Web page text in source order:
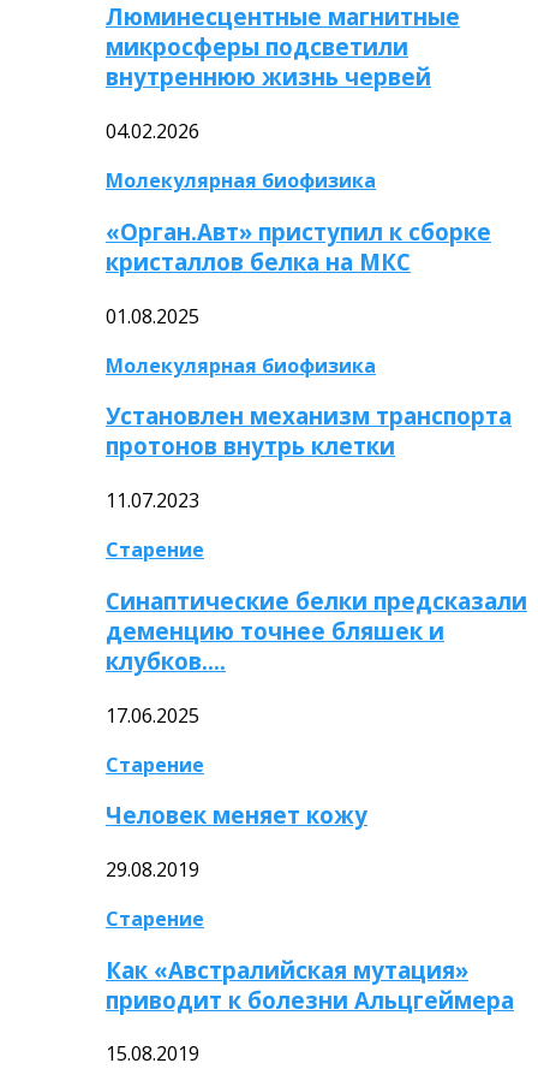
Люминесцентные магнитные
микросферы подсветили
внутреннюю жизнь червей
04.02.2026
Молекулярная биофизика
«Орган.Авт» приступил к сборке
кристаллов белка на МКС
01.08.2025
Молекулярная биофизика
Установлен механизм транспорта
протонов внутрь клетки
11.07.2023
Старение
Синаптические белки предсказали
деменцию точнее бляшек и
клубков….
17.06.2025
Старение
Человек меняет кожу
29.08.2019
Старение
Как «Австралийская мутация»
приводит к болезни Альцгеймера
15.08.2019